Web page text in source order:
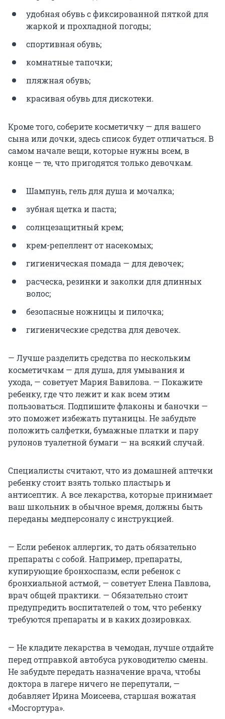
удобная обувь с фиксированной пяткой для
жаркой и прохладной погоды;
спортивная обувь;
комнатные тапочки;
пляжная обувь;
красивая обувь для дискотеки.
Кроме того, соберите косметичку — для вашего
сына или дочки, здесь список будет отличаться. В
самом начале вещи, которые нужны всем, в
конце — те, что пригодятся только девочкам.
Шампунь, гель для душа и мочалка;
зубная щетка и паста;
солнцезащитный крем;
крем-репеллент от насекомых;
гигиеническая помада — для девочек;
расческа, резинки и заколки для длинных
волос;
безопасные ножницы и пилочка;
гигиенические средства для девочек.
— Лучше разделить средства по нескольким
косметичкам — для душа, для умывания и
ухода, — советует Мария Вавилова. — Покажите
ребенку, где что лежит и как всем этим
пользоваться. Подпишите флаконы и баночки —
это поможет избежать путаницы. Не забудьте
положить салфетки, бумажные платки и пару
рулонов туалетной бумаги — на всякий случай.
Специалисты считают, что из домашней аптечки
ребенку стоит взять только пластырь и
антисептик. А все лекарства, которые принимает
ваш школьник в обычное время, должны быть
переданы медперсоналу с инструкцией.
— Если ребенок аллергик, то дать обязательно
препараты с собой. Например, препараты,
купирующие бронхоспазм, если ребенок с
бронхиальной астмой, — советует Елена Павлова,
врач общей практики. — Обязательно стоит
предупредить воспитателей о том, что ребенку
требуются препараты и в каких дозировках.
— Не кладите лекарства в чемодан, лучше отдайте
перед отправкой автобуса руководителю смены.
Не забудьте передать назначение врача, чтобы
доктора в лагере ничего не перепутали, —
добавляет Ирина Моисеева, старшая вожатая
«Мосгортура».